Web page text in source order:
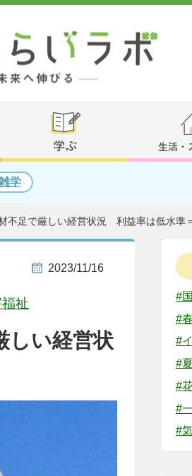
学
不足で厳しい経営状況 利益率は低水準
2023/11/16
祉
しい経営状
#
#
#
#
#
#
#